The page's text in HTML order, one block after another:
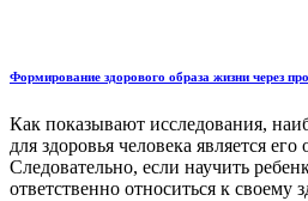
Формирование здорового образа жизни через
Как показывают исследования,
для здоровья человека является
Следовательно, если научить
ответственно относиться к своему